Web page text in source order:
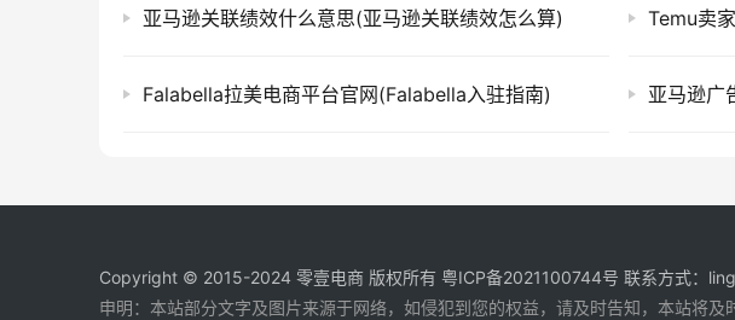
亚马逊关联绩效什么意思(亚马逊关联绩效怎么算) Temu卖
Falabella拉美电商平台官网(Falabella入驻指南) 亚马逊广
Copyright © 2015-2024 零壹电商 版权所有 粤ICP备2021100744号 联系方式：
申明：本站部分文字及图片来源于网络，如侵犯到您的权益，请及时告知，本站将及